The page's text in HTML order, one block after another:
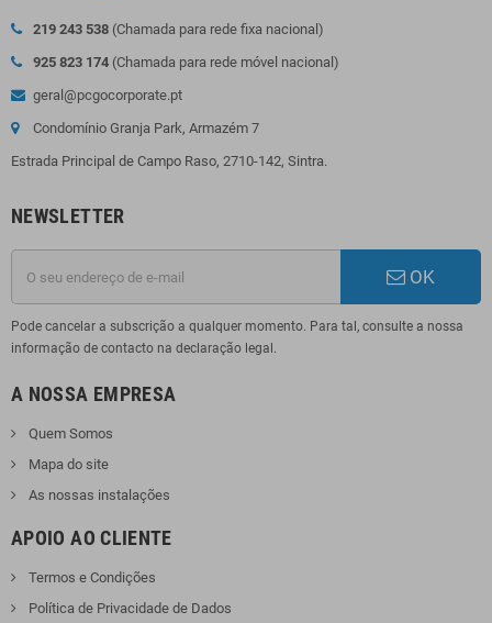
219 243 538 (Chamada para rede fixa nacional)
925 823 174 (Chamada para rede móvel nacional)
geral@pcgocorporate.pt
Condomínio Granja Park, Armazém 7
Estrada Principal de Campo Raso, 2710-142, Sintra.
NEWSLETTER
OK
Pode cancelar a subscrição a qualquer momento. Para tal, consulte a nossa
informação de contacto na declaração legal.
A NOSSA EMPRESA
Quem Somos
Mapa do site
As nossas instalações
APOIO AO CLIENTE
Termos e Condições
Política de Privacidade de Dados